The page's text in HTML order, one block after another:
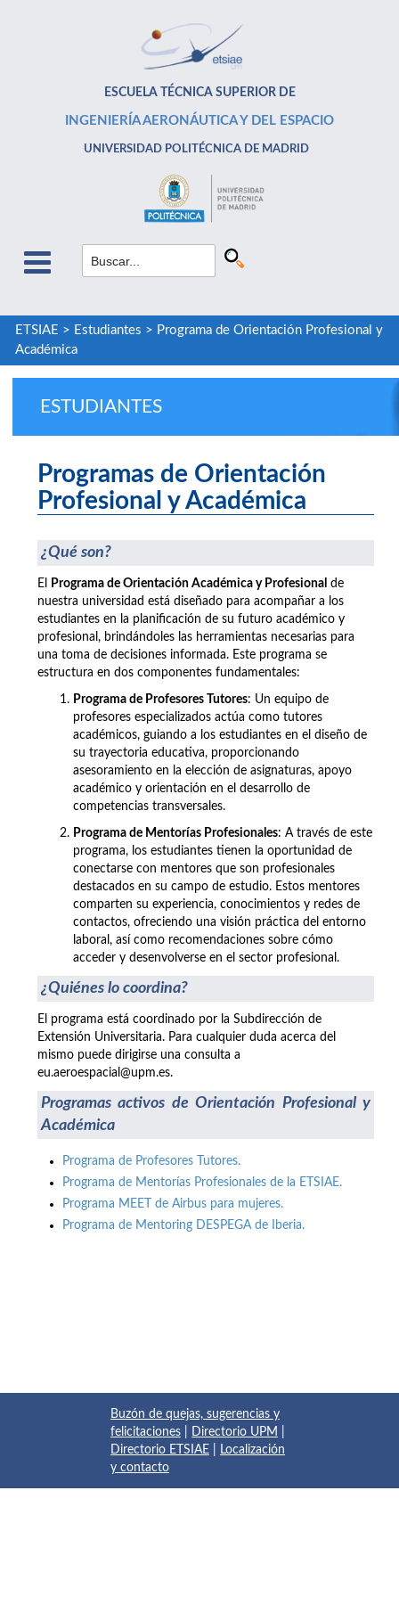
ESCUELA TÉCNICA SUPERIOR DE
INGENIERÍA AERONÁUTICA Y DEL ESPACIO
UNIVERSIDAD POLITÉCNICA DE MADRID
ETSIAE > Estudiantes > Programa de Orientación Profesional y
Académica
ESTUDIANTES
Programas de Orientación
Profesional y Académica
¿Qué son?
El Programa de Orientación Académica y Profesional de
nuestra universidad está diseñado para acompañar a los
estudiantes en la planificación de su futuro académico y
profesional, brindándoles las herramientas necesarias para
una toma de decisiones informada. Este programa se
estructura en dos componentes fundamentales:
Programa de Profesores Tutores: Un equipo de
profesores especializados actúa como tutores
académicos, guiando a los estudiantes en el diseño de
su trayectoria educativa, proporcionando
asesoramiento en la elección de asignaturas, apoyo
académico y orientación en el desarrollo de
competencias transversales.
Programa de Mentorías Profesionales: A través de este
programa, los estudiantes tienen la oportunidad de
conectarse con mentores que son profesionales
destacados en su campo de estudio. Estos mentores
comparten su experiencia, conocimientos y redes de
contactos, ofreciendo una visión práctica del entorno
laboral, así como recomendaciones sobre cómo
acceder y desenvolverse en el sector profesional.
¿Quiénes lo coordina?
El programa está coordinado por la Subdirección de
Extensión Universitaria. Para cualquier duda acerca del
mismo puede dirigirse una consulta a
eu.aeroespacial@upm.es.
Programas activos de Orientación Profesional y
Académica
Programa de Profesores Tutores.
Programa de Mentorías Profesionales de la ETSIAE.
Programa MEET de Airbus para mujeres.
Programa de Mentoring DESPEGA de Iberia.
Buzón de quejas, sugerencias y
felicitaciones
Directorio UPM
Directorio ETSIAE
Localización
y contacto